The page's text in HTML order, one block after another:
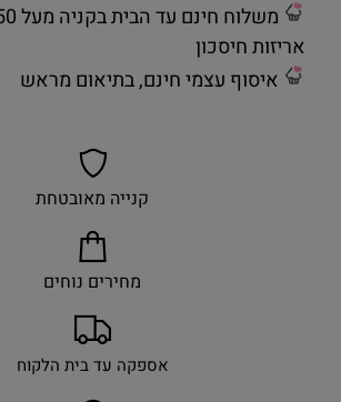
אריזות חיסכון
איסוף עצמי חינם, בתיאום מראש
קנייה מאובטחת
מחירים נוחים
אספקה עד בית הלקוח